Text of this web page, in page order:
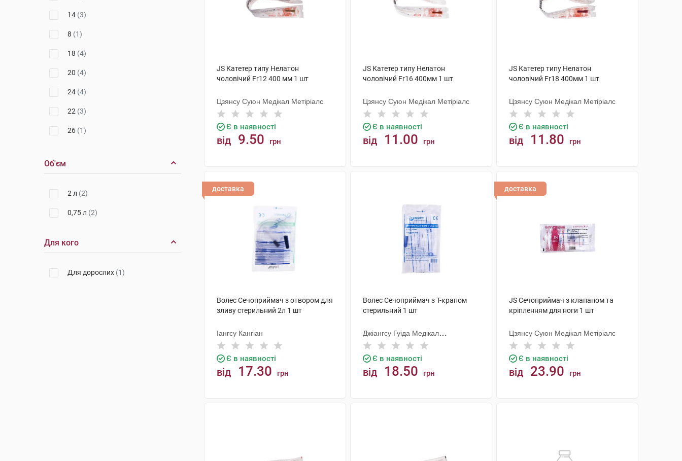
14 (3)
8 (1)
18 (4)
20 (4)
24 (4)
22 (3)
26 (1)
Об'єм
2 л (2)
0,75 л (2)
Для кого
Для дорослих (1)
JS Катетер типу Нелатон
чоловічий Fr12 400 мм 1 шт
Цзянсу Суюн Медікал Метіріалс
Є в наявності
від 9.50 грн
JS Катетер типу Нелатон
чоловічий Fr16 400мм 1 шт
Цзянсу Суюн Медікал Метіріалс
Є в наявності
від 11.00 грн
JS Катетер типу Нелатон
чоловічий Fr18 400мм 1 шт
Цзянсу Суюн Медікал Метіріалс
Є в наявності
від 11.80 грн
доставка
Волес Сечоприймач з отвором для
зливу стерильний 2л 1 шт
Іангсу Кангіан
Є в наявності
від 17.30 грн
Волес Сечоприймач з Т-краном
стерильний 1 шт
Джіангсу Гуіда Медікал
Інструментс Ко.
Є в наявності
від 18.50 грн
доставка
JS Сечоприймач з клапаном та
кріпленням для ноги 1 шт
Цзянсу Суюн Медікал Метіріалс
Є в наявності
від 23.90 грн